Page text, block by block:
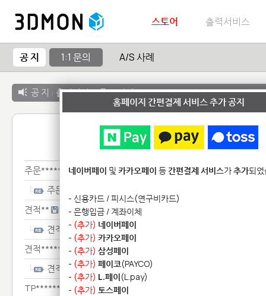
스토어 출력서비스
공 지 1:1 문의 A/S 사례
공 지 : 출력서비스 종료 안내
1:1 문
주문************
주문************
견적**
견적**
견적*********
견적*********
TP**********
홈페이지 간편결제 서비스 추가 공지
네이버페이 및 카카오페이 등간편결제 서비스가추가되
- 신용카드 / 피시스(연구비카드)
- 은행입금 / 계좌이체
- (추가) 네이버페이
- (추가) 카카오페이
- (추가) 삼성페이
- (추가) 페이코(PAYCO)
- (추가) L.페이(L.pay)
- (추가) 토스페이